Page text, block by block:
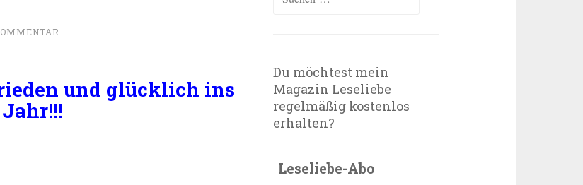
und glücklich ins
Du möchtest mein
Magazin Leseliebe
regelmäßig kostenlos
erhalten?
Leseliebe-Abo